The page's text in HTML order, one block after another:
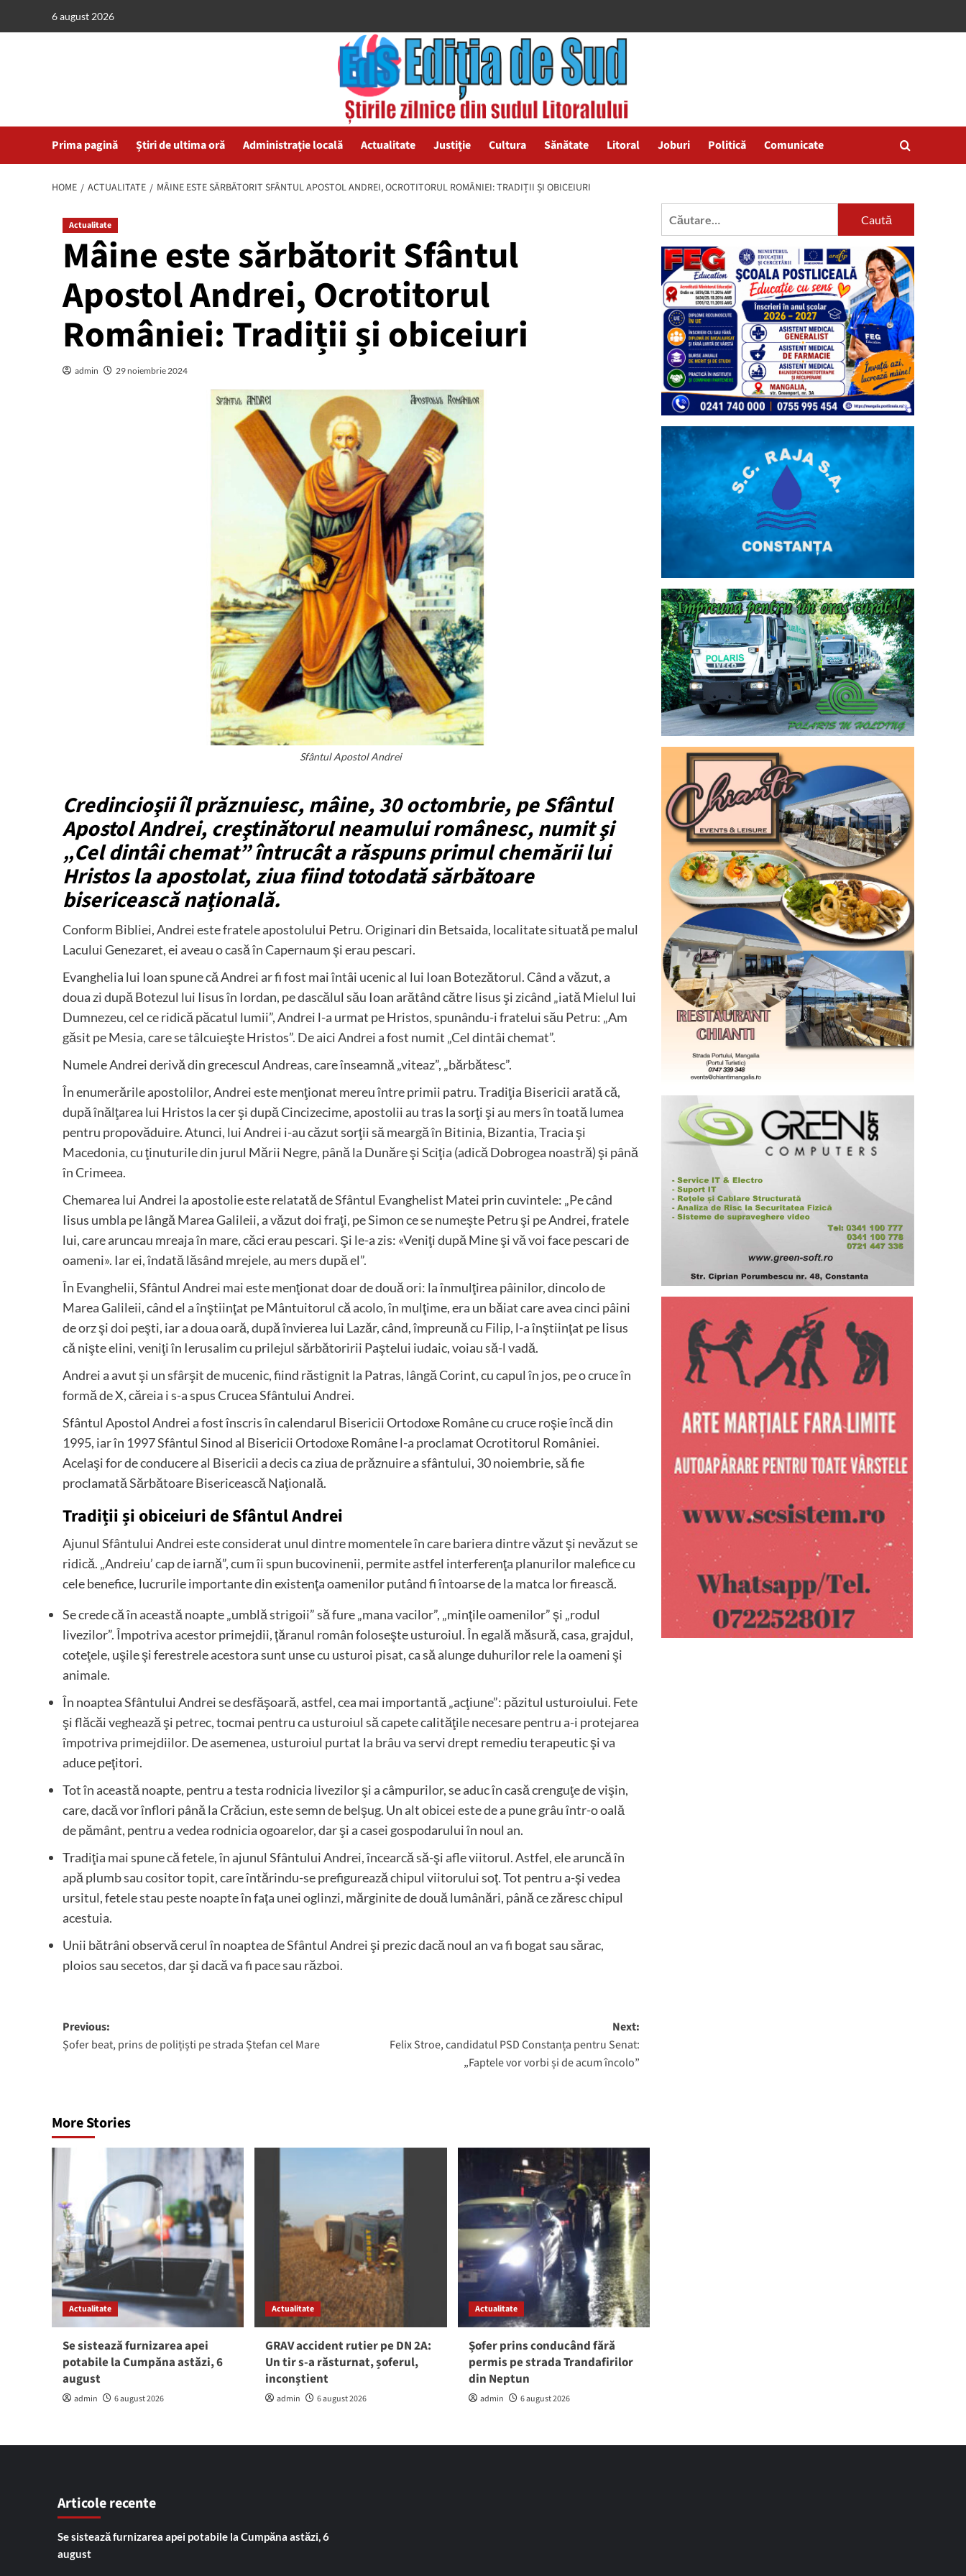
6 august 2026
Prima pagină Știri de ultima oră Administrație locală Actualitate Justiție Cultura Sănătate Litoral Joburi Politică Comunicate
HOME ACTUALITATE MÂINE ESTE SĂRBĂTORIT SFÂNTUL APOSTOL ANDREI, OCROTITORUL ROMÂNIEI: TRADIȚII ȘI OBICEIURI
Actualitate
Mâine este sărbătorit Sfântul
Apostol Andrei, Ocrotitorul
României: Tradiții și obiceiuri
admin 29 noiembrie 2024
Sfântul Apostol Andrei
Credincioşii îl prăznuiesc, mâine, 30 octombrie, pe Sfântul
Apostol Andrei, creştinătorul neamului românesc, numit şi
„Cel dintâi chemat” întrucât a răspuns primul chemării lui
Hristos la apostolat, ziua fiind totodată sărbătoare
bisericească naţională.
Conform Bibliei, Andrei este fratele apostolului Petru. Originari din Betsaida, localitate situată pe malul
Lacului Genezaret, ei aveau o casă în Capernaum şi erau pescari.
Evanghelia lui Ioan spune că Andrei ar fi fost mai întâi ucenic al lui Ioan Botezătorul. Când a văzut, a
doua zi după Botezul lui Iisus în Iordan, pe dascălul său Ioan arătând către Iisus şi zicând „iată Mielul lui
Dumnezeu, cel ce ridică păcatul lumii”, Andrei l-a urmat pe Hristos, spunându-i fratelui său Petru: „Am
găsit pe Mesia, care se tâlcuieşte Hristos”. De aici Andrei a fost numit „Cel dintâi chemat”.
Numele Andrei derivă din grecescul Andreas, care înseamnă „viteaz”, „bărbătesc”.
În enumerările apostolilor, Andrei este menţionat mereu între primii patru. Tradiţia Bisericii arată că,
după înălţarea lui Hristos la cer şi după Cincizecime, apostolii au tras la sorţi şi au mers în toată lumea
pentru propovăduire. Atunci, lui Andrei i-au căzut sorţii să meargă în Bitinia, Bizantia, Tracia şi
Macedonia, cu ţinuturile din jurul Mării Negre, până la Dunăre şi Sciţia (adică Dobrogea noastră) şi până
în Crimeea.
Chemarea lui Andrei la apostolie este relatată de Sfântul Evanghelist Matei prin cuvintele: „Pe când
Iisus umbla pe lângă Marea Galileii, a văzut doi fraţi, pe Simon ce se numeşte Petru şi pe Andrei, fratele
lui, care aruncau mreaja în mare, căci erau pescari. Şi le-a zis: «Veniţi după Mine şi vă voi face pescari de
oameni». Iar ei, îndată lăsând mrejele, au mers după el”.
În Evanghelii, Sfântul Andrei mai este menţionat doar de două ori: la înmulţirea pâinilor, dincolo de
Marea Galileii, când el a înştiinţat pe Mântuitorul că acolo, în mulţime, era un băiat care avea cinci pâini
de orz şi doi peşti, iar a doua oară, după învierea lui Lazăr, când, împreună cu Filip, l-a înştiinţat pe Iisus
că nişte elini, veniţi în Ierusalim cu prilejul sărbătoririi Paştelui iudaic, voiau să-l vadă.
Andrei a avut şi un sfârşit de mucenic, fiind răstignit la Patras, lângă Corint, cu capul în jos, pe o cruce în
formă de X, căreia i s-a spus Crucea Sfântului Andrei.
Sfântul Apostol Andrei a fost înscris în calendarul Bisericii Ortodoxe Române cu cruce roşie încă din
1995, iar în 1997 Sfântul Sinod al Bisericii Ortodoxe Române l-a proclamat Ocrotitorul României.
Acelaşi for de conducere al Bisericii a decis ca ziua de prăznuire a sfântului, 30 noiembrie, să fie
proclamată Sărbătoare Bisericească Naţională.
Tradiții și obiceiuri de Sfântul Andrei
Ajunul Sfântului Andrei este considerat unul dintre momentele în care bariera dintre văzut şi nevăzut se
ridică. „Andreiu’ cap de iarnă”, cum îi spun bucovinenii, permite astfel interferenţa planurilor malefice cu
cele benefice, lucrurile importante din existenţa oamenilor putând fi întoarse de la matca lor firească.
Se crede că în această noapte „umblă strigoii” să fure „mana vacilor”, „minţile oamenilor” şi „rodul
livezilor”. Împotriva acestor primejdii, ţăranul român foloseşte usturoiul. În egală măsură, casa, grajdul,
coteţele, uşile şi ferestrele acestora sunt unse cu usturoi pisat, ca să alunge duhurilor rele la oameni şi
animale.
În noaptea Sfântului Andrei se desfăşoară, astfel, cea mai importantă „acţiune”: păzitul usturoiului. Fete
şi flăcăi veghează şi petrec, tocmai pentru ca usturoiul să capete calităţile necesare pentru a-i protejarea
împotriva primejdiilor. De asemenea, usturoiul purtat la brâu va servi drept remediu terapeutic şi va
aduce peţitori.
Tot în această noapte, pentru a testa rodnicia livezilor şi a câmpurilor, se aduc în casă crenguţe de vişin,
care, dacă vor înflori până la Crăciun, este semn de belşug. Un alt obicei este de a pune grâu într-o oală
de pământ, pentru a vedea rodnicia ogoarelor, dar şi a casei gospodarului în noul an.
Tradiţia mai spune că fetele, în ajunul Sfântului Andrei, încearcă să-şi afle viitorul. Astfel, ele aruncă în
apă plumb sau cositor topit, care întărindu-se prefigurează chipul viitorului soţ. Tot pentru a-şi vedea
ursitul, fetele stau peste noapte în faţa unei oglinzi, mărginite de două lumânări, până ce zăresc chipul
acestuia.
Unii bătrâni observă cerul în noaptea de Sfântul Andrei şi prezic dacă noul an va fi bogat sau sărac,
ploios sau secetos, dar şi dacă va fi pace sau război.
Post
navigation
Previous:
Șofer beat, prins de polițiști pe strada Ștefan cel Mare
Next:
Felix Stroe, candidatul PSD Constanța pentru Senat:
„Faptele vor vorbi și de acum încolo”
More Stories
Actualitate
Se sistează furnizarea apei
potabile la Cumpăna astăzi, 6
august
admin 6 august 2026
Actualitate
GRAV accident rutier pe DN 2A:
Un tir s-a răsturnat, șoferul,
inconștient
admin 6 august 2026
Actualitate
Șofer prins conducând fără
permis pe strada Trandafirilor
din Neptun
admin 6 august 2026
Caută
Articole recente
Se sistează furnizarea apei potabile la Cumpăna astăzi, 6
august